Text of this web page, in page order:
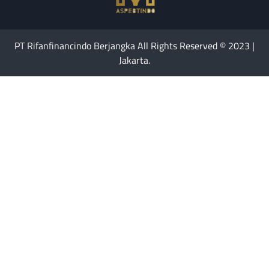
PT Rifanfinancindo Berjangka All Rights Reserved © 2023 |
Jakarta.